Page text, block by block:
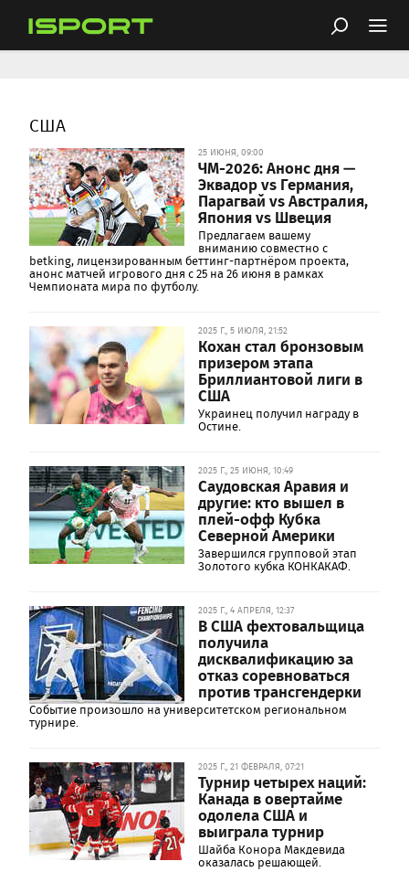
США
25 ИЮНЯ, 09:00
ЧМ-2026: Анонс дня —
Эквадор vs Германия,
Парагвай vs Австралия,
Япония vs Швеция
Предлагаем вашему
вниманию совместно с
betking, лицензированным беттинг-партнёром проекта,
анонс матчей игрового дня с 25 на 26 июня в рамках
Чемпионата мира по футболу.
2025 Г., 5 ИЮЛЯ, 21:52
Кохан стал бронзовым
призером этапа
Бриллиантовой лиги в
США
Украинец получил награду в
Остине.
2025 Г., 25 ИЮНЯ, 10:49
Саудовская Аравия и
другие: кто вышел в
плей-офф Кубка
Северной Америки
Завершился групповой этап
Золотого кубка КОНКАКАФ.
2025 Г., 4 АПРЕЛЯ, 12:37
В США фехтовальщица
получила
дисквалификацию за
отказ соревноваться
против трансгендерки
Событие произошло на университетском региональном
турнире.
2025 Г., 21 ФЕВРАЛЯ, 07:21
Турнир четырех наций:
Канада в овертайме
одолела США и
выиграла турнир
Шайба Конора Макдевида
оказалась решающей.